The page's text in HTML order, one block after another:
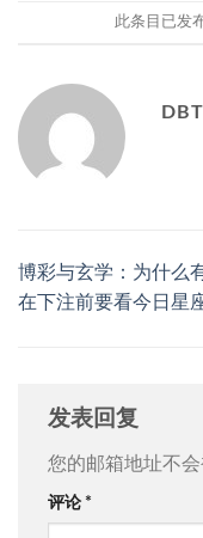
此条目已发
博彩与玄学：为什么
在下注前要看今日星
发表回复
您的邮箱地址不会
评论 *